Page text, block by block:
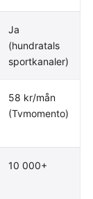
Ja
(hundratals
sportkanaler)
58 kr/mån
(Tvmomento)
10 000+